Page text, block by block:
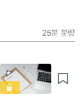
25분 분량